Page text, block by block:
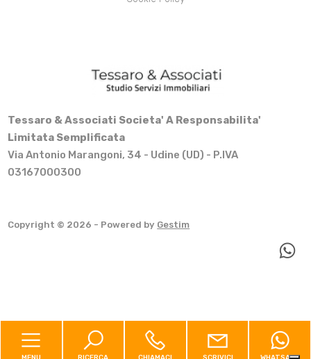
Tessaro & Associati Societa' A Responsabilita'
Limitata Semplificata
Via Antonio Marangoni, 34 - Udine (UD) - P.IVA
03167000300
Copyright © 2026 - Powered by Gestim